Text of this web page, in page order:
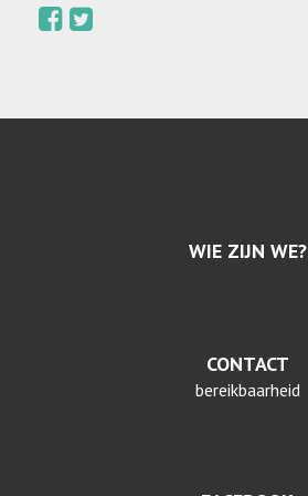
WIE ZIJN WE?
CONTACT
bereikbaarheid